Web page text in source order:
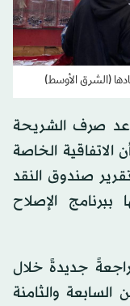
(الشرق الأوسط)
صرف الشريحة
الاتفاقية الخاصة
صندوق النقد
الإصلاح
جديدةً خلال
السابعة والثامنة